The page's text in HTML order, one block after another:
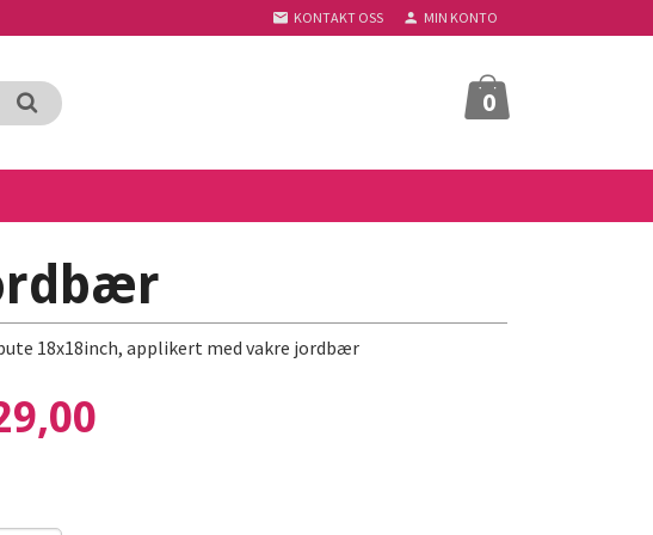
KONTAKT OSS MIN KONTO
0
18x18inch, applikert med vakre jordbær